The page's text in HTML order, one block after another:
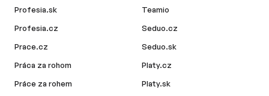
Profesia.sk
Profesia.cz
Prace.cz
Práca za rohom
Práce za rohem
Teamio
Seduo.cz
Seduo.sk
Platy.cz
Platy.sk